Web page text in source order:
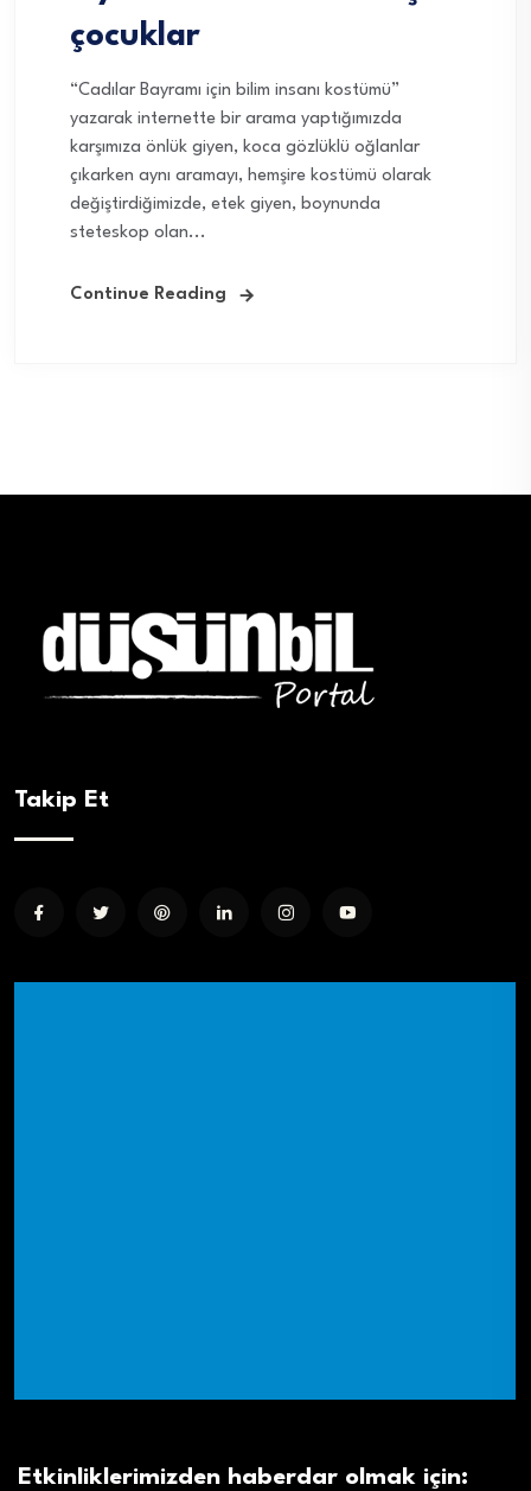
çocuklar
“Cadılar Bayramı için bilim insanı kostümü”
yazarak internette bir arama yaptığımızda
karşımıza önlük giyen, koca gözlüklü oğlanlar
çıkarken aynı aramayı, hemşire kostümü olarak
değiştirdiğimizde, etek giyen, boynunda
steteskop olan...
Continue Reading
Takip Et
Etkinliklerimizden haberdar olmak için: